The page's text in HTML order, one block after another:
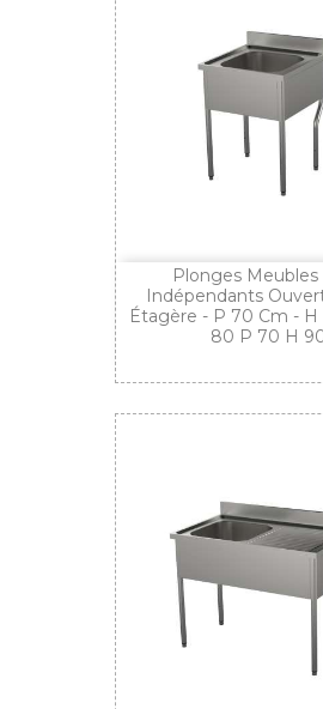
Plonges Meubles
Indépendants
Étagère - P 70 Cm -
80 P 70 H